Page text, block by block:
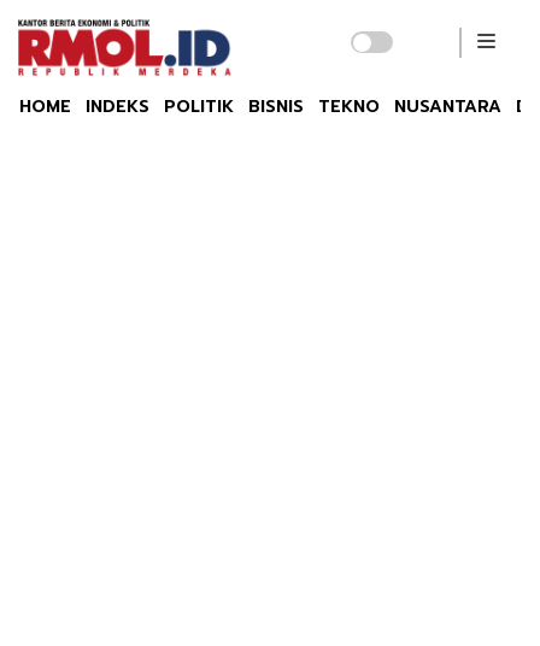
HOME INDEKS POLITIK BISNIS TEKNO NUSANTARA